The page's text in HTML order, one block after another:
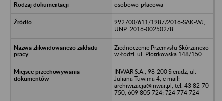
osobowo-płacowa
992700/611/1987/2016-SAK-WJ;
UNP: 2016-00250278
Zjednoczenie Przemysłu Skórzanego
w Łodzi, ul. Piotrkowska 148/150
INWAR S.A., 98-200 Sieradz, ul.
Juliana Tuwima 4, e-mail:
archiwizacja@inwar.pl, tel. 43 82-70-
750, 609 805 724; 724 774 724